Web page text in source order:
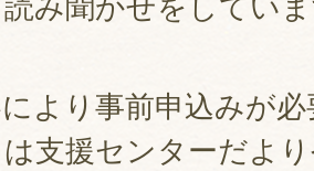
み聞かせをしてい
より事前申込みが
支援センターだよ